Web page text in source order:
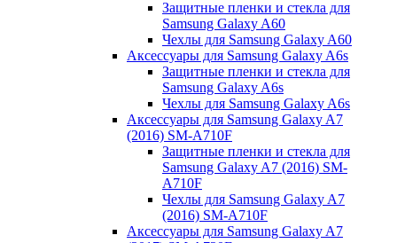
Защитные пленки и стекла для
Samsung Galaxy A60
Чехлы для Samsung Galaxy A60
Аксессуары для Samsung Galaxy A6s
Защитные пленки и стекла для
Samsung Galaxy A6s
Чехлы для Samsung Galaxy A6s
Аксессуары для Samsung Galaxy A7
(2016) SM-A710F
Защитные пленки и стекла для
Samsung Galaxy A7 (2016) SM-
A710F
Чехлы для Samsung Galaxy A7
(2016) SM-A710F
Аксессуары для Samsung Galaxy A7